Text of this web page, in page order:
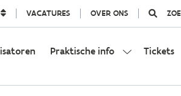
VACATURES OVER ONS
Praktische info Tickets